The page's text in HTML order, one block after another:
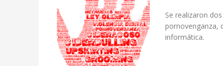
Se realizaron
pornovenganza,
informática.